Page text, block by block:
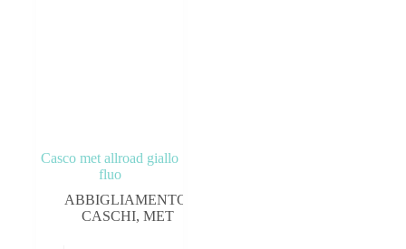
Tag prodotto
Casco met allroad giallo
fluo
ABBIGLIAMENTO
CASCHI,MET